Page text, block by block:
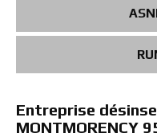
Entreprise
MONTMORENCY